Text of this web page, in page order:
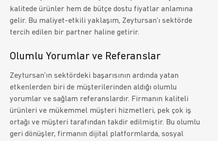
kalitede ürünler hem de bütçe dostu fiyatlar anlamına
gelir. Bu maliyet-etkili yaklaşım, Zeytursan’ı sektörde
tercih edilen bir partner haline getirir.
Olumlu Yorumlar ve Referanslar
Zeytursan’ın sektördeki başarısının ardında yatan
etkenlerden biri de müşterilerinden aldığı olumlu
yorumlar ve sağlam referanslardır. Firmanın kaliteli
ürünleri ve mükemmel müşteri hizmetleri, pek çok iş
ortağı ve müşteri tarafından takdir edilmiştir. Bu olumlu
geri dönüşler, firmanın dijital platformlarda, sosyal